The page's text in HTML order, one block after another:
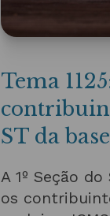
Tema
ST da
A 1º Seção
os